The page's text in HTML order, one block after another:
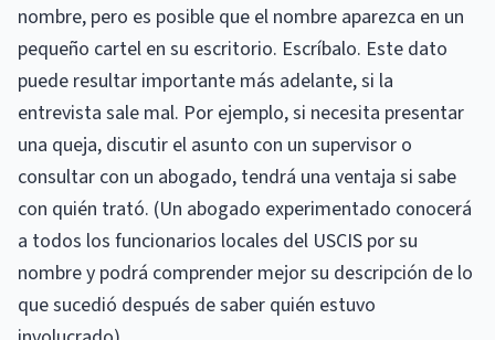
nombre, pero es posible que el nombre aparezca en un
pequeño cartel en su escritorio. Escríbalo. Este dato
puede resultar importante más adelante, si la
entrevista sale mal. Por ejemplo, si necesita presentar
una queja, discutir el asunto con un supervisor o
consultar con un abogado, tendrá una ventaja si sabe
con quién trató. (Un abogado experimentado conocerá
a todos los funcionarios locales del USCIS por su
nombre y podrá comprender mejor su descripción de lo
que sucedió después de saber quién estuvo